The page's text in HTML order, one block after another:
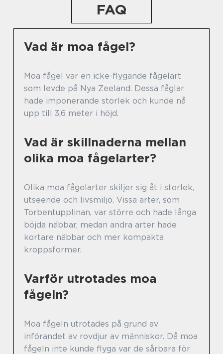
FAQ
Vad är moa fågel?
Moa fågel var en icke-flygande fågelart
som levde på Nya Zeeland. Dessa fåglar
hade imponerande storlek och kunde nå
upp till 3,6 meter i höjd.
Vad är skillnaderna mellan
olika moa fågelarter?
Olika moa fågelarter skiljer sig åt i storlek,
utseende och livsmiljö. Vissa arter, som
Torbentupplinan, var större och hade långa
böjda näbbar, medan andra arter hade
kortare näbbar och mer kompakta
kroppsformer.
Varför utrotades moa
fågeln?
Moa fågeln utrotades på grund av
införandet av rovdjur av människor. Då moa
fågeln inte kunde flyga var de sårbara för